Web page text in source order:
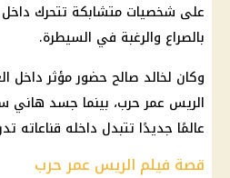
على شخصيات متشابكة تتحرك
بالصراع والرغبة في السيطرة.
وكان لخالد صالح حضور مؤثر
الريس عمر حرب، بينما جسد
عالمًا جديدًا تتبدل داخله قناعاته
قصة فيلم الريس عمر حرب